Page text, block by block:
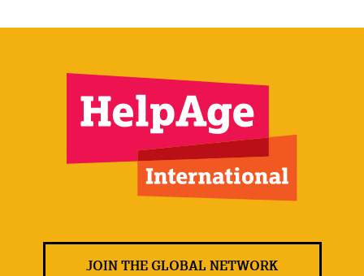
JOIN THE GLOBAL NETWORK